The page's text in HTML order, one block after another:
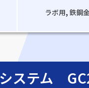
ラボ用, 鉄鋼
ステム